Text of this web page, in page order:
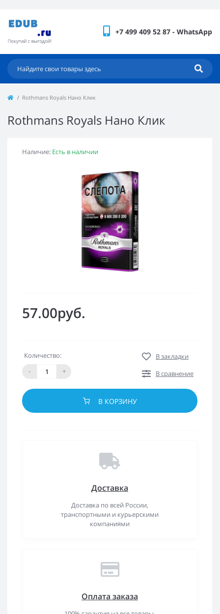
+7 499 409 52 87 - WhatsApp
Rothmans Royals Нано Клик
Rothmans Royals Нано Клик
Наличие: Есть в наличии
57.00руб.
Количество:
-
+
В закладки
В сравнение
В КОРЗИНУ
Доставка
Доставка по всей России,
транспортными и курьерскими
компаниями
Оплата заказа